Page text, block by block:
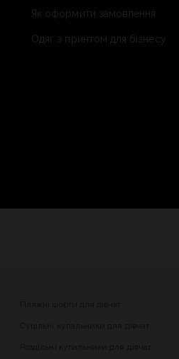
Як оформити замовлення
Одяг з принтом для бізнесу